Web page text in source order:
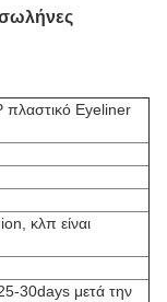
πλαστικό Eyeliner
κλπ είναι
30days μετά την